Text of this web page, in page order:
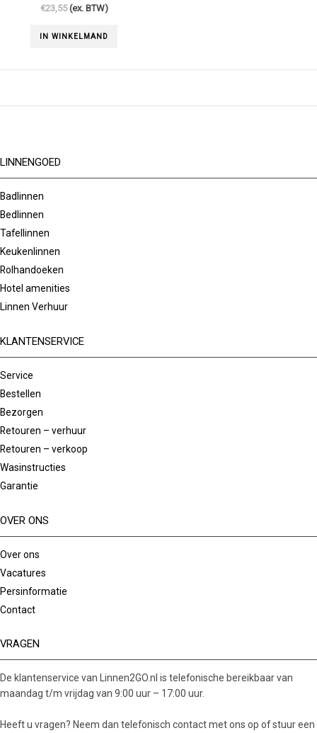
€23,55(ex. BTW)
IN WINKELMAND
LINNENGOED
Badlinnen
Bedlinnen
Tafellinnen
Keukenlinnen
Rolhandoeken
Hotel amenities
Linnen Verhuur
KLANTENSERVICE
Service
Bestellen
Bezorgen
Retouren – verhuur
Retouren – verkoop
Wasinstructies
Garantie
OVER ONS
Over ons
Vacatures
Persinformatie
Contact
VRAGEN
De klantenservice van Linnen2GO.nl is telefonische bereikbaar van
maandag t/m vrijdag van 9:00 uur – 17:00 uur.
Heeft u vragen? Neem dan telefonisch contact met ons op of stuur een